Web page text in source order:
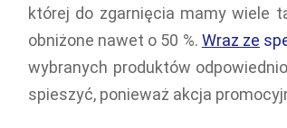
której do zgarnięcia mamy wiele
obniżone nawet o 50 %. Wraz ze
wybranych produktów
spieszyć, ponieważ akcja